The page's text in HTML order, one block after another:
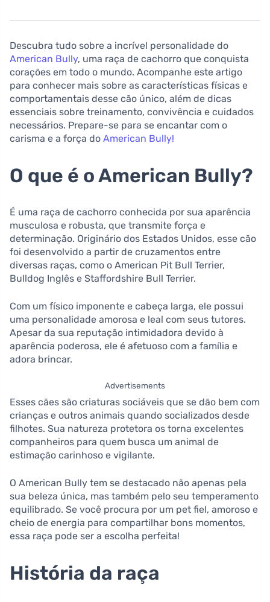
Descubra tudo sobre a incrível personalidade do
American Bully, uma raça de cachorro que conquista
corações em todo o mundo. Acompanhe este artigo
para conhecer mais sobre as características físicas e
comportamentais desse cão único, além de dicas
essenciais sobre treinamento, convivência e cuidados
necessários. Prepare-se para se encantar com o
carisma e a força do American Bully!
O que é o American Bully?
É uma raça de cachorro conhecida por sua aparência
musculosa e robusta, que transmite força e
determinação. Originário dos Estados Unidos, esse cão
foi desenvolvido a partir de cruzamentos entre
diversas raças, como o American Pit Bull Terrier,
Bulldog Inglês e Staffordshire Bull Terrier.
Com um físico imponente e cabeça larga, ele possui
uma personalidade amorosa e leal com seus tutores.
Apesar da sua reputação intimidadora devido à
aparência poderosa, ele é afetuoso com a família e
adora brincar.
Advertisements
Esses cães são criaturas sociáveis que se dão bem com
crianças e outros animais quando socializados desde
filhotes. Sua natureza protetora os torna excelentes
companheiros para quem busca um animal de
estimação carinhoso e vigilante.
O American Bully tem se destacado não apenas pela
sua beleza única, mas também pelo seu temperamento
equilibrado. Se você procura por um pet fiel, amoroso e
cheio de energia para compartilhar bons momentos,
essa raça pode ser a escolha perfeita!
História da raça